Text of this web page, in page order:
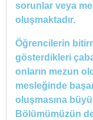
sorunlar veya
oluşmaktadır.
Öğrencilerin
gösterdikleri
onların mezun
mesleğinde
oluşmasına
Bölümümüzün